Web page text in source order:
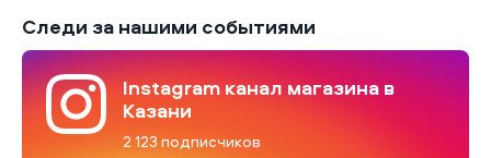
Следи за нашими событиями
Instagram канал магазина в
Казани
2 123 подписчиков